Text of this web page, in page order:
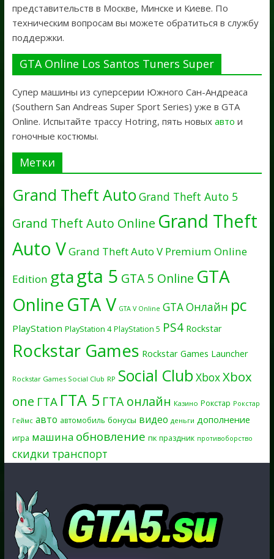
представительств в Москве, Минске и Киеве. По
техническим вопросам вы можете обратиться в службу
поддержки.
GTA Online Los Santos Tuners Super
Супер машины из суперсерии Южного Сан-Андреаса
(Southern San Andreas Super Sport Series) уже в GTA
Online. Испытайте трассу Hotring, пять новых авто и
гоночные костюмы.
Метки
Grand Theft Auto Grand Theft Auto 5
Grand Theft Auto Online Grand Theft
Auto VGrand Theft Auto V Premium Online
Edition gtagta 5 GTA 5 Online GTA
OnlineGTA V GTA V Online GTA Онлайн pc
PlayStation PlayStation 4 PlayStation 5 PS4 Rockstar
Rockstar Games Rockstar Games Launcher
Rockstar Games Social Club RP Social Club XboxXbox
one ГТА ГТА 5 ГТА онлайн Казино Рокстар Рокстар
Геймс авто автомобиль бонусы видео деньги дополнение
игра машина обновление пк праздник противоборство
скидки транспорт